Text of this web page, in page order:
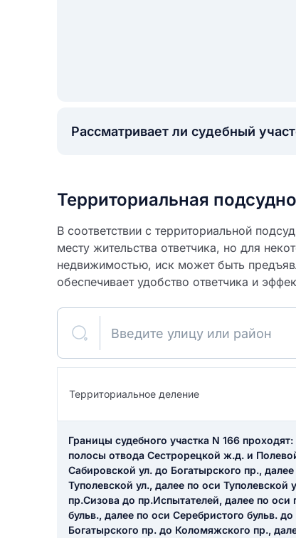
Рассматривает ли судебный
Территориальная
В соответствии с территориальной
месту жительства ответчика, но для
недвижимостью, иск может быть
обеспечивает удобство ответчика и
Введите улицу или район
Территориальное деление
Границы судебного участка N 166
полосы отвода Сестрорецкой ж.д. и
Сабировской ул. до Богатырского пр.,
Туполевской ул., далее по оси Туполевской
пр.Сизова до пр.Испытателей, далее по
бульв., далее по оси Серебристого бульв.
Богатырского пр. до Коломяжского пр.,
Как вы
Введите свое имя
Введите свой номер телефона
Ответ на отзыв
Название населенного пункта
НАЙТИ МЕНЯ